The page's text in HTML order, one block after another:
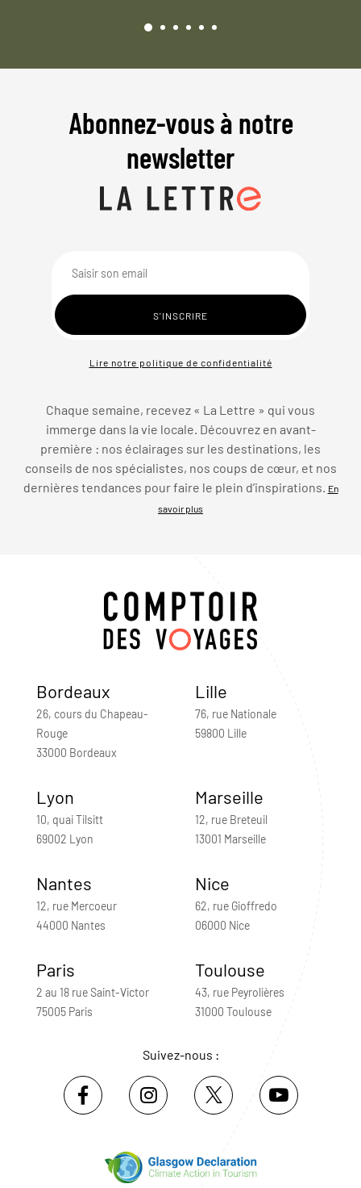
Abonnez-vous à notre
newsletter
Lire notre politique de confidentialité
Chaque semaine, recevez « La Lettre » qui vous
immerge dans la vie locale. Découvrez en avant-
première : nos éclairages sur les destinations, les
conseils de nos spécialistes, nos coups de cœur, et nos
dernières tendances pour faire le plein d’inspirations. En
savoir plus
Bordeaux
26, cours du Chapeau-
Rouge
33000 Bordeaux
Lille
76, rue Nationale
59800 Lille
Lyon
10, quai Tilsitt
69002 Lyon
Marseille
12, rue Breteuil
13001 Marseille
Nantes
12, rue Mercoeur
44000 Nantes
Nice
62, rue Gioffredo
06000 Nice
Paris
2 au 18 rue Saint-Victor
75005 Paris
Toulouse
43, rue Peyrolières
31000 Toulouse
Suivez-nous :